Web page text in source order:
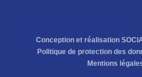
Conception et réalisation
Politique de protection des
Mentions